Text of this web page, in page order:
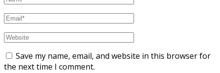
Save my name, email, and website in this browser for
the next time I comment.